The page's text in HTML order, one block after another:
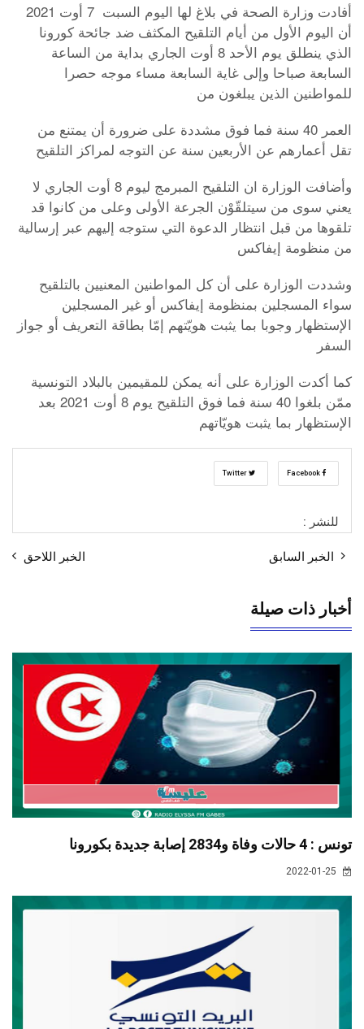
أفادت وزارة الصحة في بلاغ لها اليوم السبت 7 أوت 2021
أن اليوم الأول من أيام التلقيح المكثف ضد جائحة كورونا
الذي ينطلق يوم الأحد 8 أوت الجاري بداية من الساعة
السابعة صباحا وإلى غاية السابعة مساء موجه حصرا
للمواطنين الذين يبلغون من
العمر 40 سنة فما فوق مشددة على ضرورة أن يمتنع من
تقل أعمارهم عن الأربعين سنة عن التوجه لمراكز التلقيح
وأضافت الوزارة ان التلقيح المبرمج ليوم 8 أوت الجاري لا
يعني سوى من سيتلقّوْن الجرعة الأولى وعلى من كانوا قد
تلقوها من قبل انتظار الدعوة التي ستوجه إليهم عبر إرسالية
من منظومة إيفاكس
وشددت الوزارة على أن كل المواطنين المعنيين بالتلقيح
سواء المسجلين بمنظومة إيفاكس أو غير المسجلين
الإستظهار وجوبا بما يثبت هويّتهم إمّا بطاقة التعريف أو جواز
السفر
كما أكدت الوزارة على أنه يمكن للمقيمين بالبلاد التونسية
ممّن بلغوا 40 سنة فما فوق التلقيح يوم 8 أوت 2021 بعد
الإستظهار بما يثبت هويّاتهم
للنشر :
الخبر السابق الخبر اللاحق
أخبار ذات صيلة
تونس : 4 حالات وفاة و2834 إصابة جديدة بكورونا